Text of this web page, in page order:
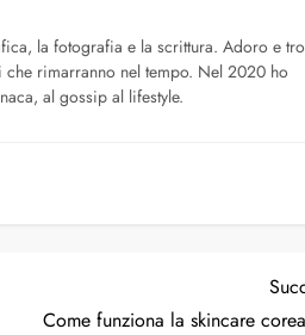
la fotografia e la scrittura. Adoro e
rimarranno nel tempo. Nel 2020 ho
al gossip al lifestyle.
Come funziona la skincare